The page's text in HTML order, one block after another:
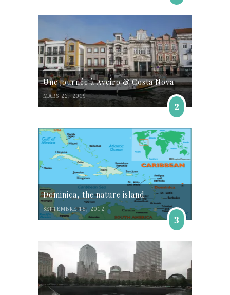
Une journée à Aveiro & Costa Nova
MARS 22, 2019
2
Dominica, the nature island
SEPTEMBRE 15, 2012
3